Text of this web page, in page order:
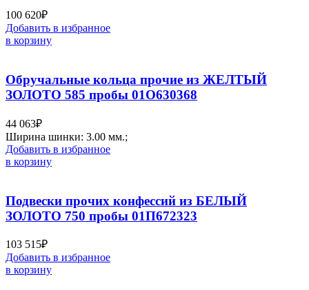
100 620₽
Добавить в избранное
в корзину
Обручальные кольца прочие из ЖЕЛТЫЙ
ЗОЛОТО 585 пробы 01О630368
44 063₽
Ширина шинки: 3.00 мм.;
Добавить в избранное
в корзину
Подвески прочих конфессий из БЕЛЫЙ
ЗОЛОТО 750 пробы 01П672323
103 515₽
Добавить в избранное
в корзину